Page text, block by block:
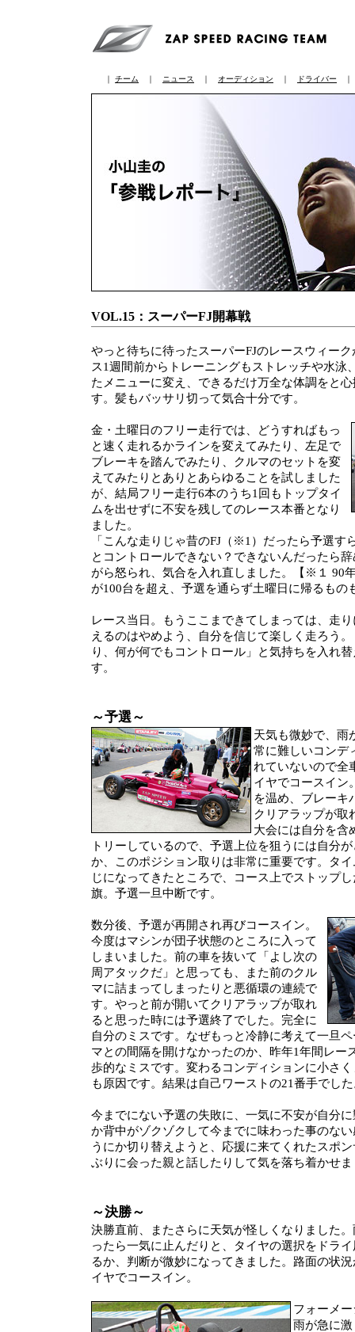
｜ チーム ｜ ニュース ｜ オーディション ｜ ドライバー
VOL.15：スーパーFJ開幕戦
やっと待ちに待ったスーパーFJのレースウィー
ス1週間前からトレーニングもストレッチや水泳
たメニューに変え、できるだけ万全な体調をと
す。髪もバッサリ切って気合十分です。
金・土曜日のフリー走行では、どうすればもっ
と速く走れるかラインを変えてみたり、左足で
ブレーキを踏んでみたり、クルマのセットを変
えてみたりとありとあらゆることを試しました
が、結局フリー走行6本のうち1回もトップタイ
ムを出せずに不安を残してのレース本番となり
ました。
「こんな走りじゃ昔のFJ（※1）だったら予選す
とコントロールできない？できないんだったら
がら怒られ、気合を入れ直しました。【※１ 90
が100台を超え、予選を通らず土曜日に帰るもの
レース当日。もうここまできてしまっては、走
えるのはやめよう、自分を信じて楽しく走ろう
り、何が何でもコントロール」と気持ちを入れ
す。
～予選～
天気も微妙で、雨
常に難しいコンデ
れていないので全
イヤでコースイン
を温め、ブレーキ
クリアラップが取
大会には自分を含
トリーしているので、予選上位を狙うには自分
か、このポジション取りは非常に重要です。タ
じになってきたところで、コース上でストップ
旗。予選一旦中断です。
数分後、予選が再開され再びコースイン。
今度はマシンが団子状態のところに入って
しまいました。前の車を抜いて「よし次の
周アタックだ」と思っても、また前のクル
マに詰まってしまったりと悪循環の連続で
す。やっと前が開いてクリアラップが取れ
ると思った時には予選終了でした。完全に
自分のミスです。なぜもっと冷静に考えて一旦
マとの間隔を開けなかったのか、昨年1年間レー
歩的なミスです。変わるコンディションに小さ
も原因です。結果は自己ワーストの21番手でし
今までにない予選の失敗に、一気に不安が自分
か背中がゾクゾクして今までに味わった事のな
うにか切り替えようと、応援に来てくれたスポ
ぶりに会った親と話したりして気を落ち着かせ
～決勝～
決勝直前、またさらに天気が怪しくなりました
ったら一気に止んだりと、タイヤの選択をドラ
るか、判断が微妙になってきました。路面の状
イヤでコースイン。
フォーメ
雨が急に